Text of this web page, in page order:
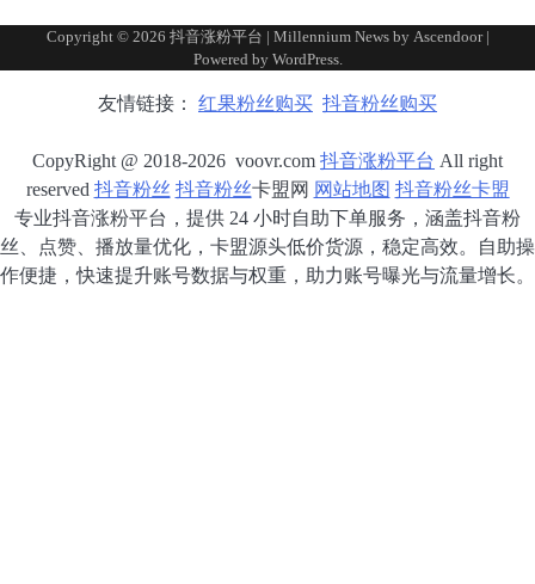
Copyright © 2026 抖音涨粉平台 | Millennium News by Ascendoor|
Powered by WordPress.
友情链接： 红果粉丝购买 抖音粉丝购买
CopyRight @ 2018-2026 voovr.com 抖音涨粉平台 All right
reserved 抖音粉丝 抖音粉丝卡盟网 网站地图 抖音粉丝卡盟
专业抖音涨粉平台，提供 24 小时自助下单服务，涵盖抖音粉
丝、点赞、播放量优化，卡盟源头低价货源，稳定高效。自助操
作便捷，快速提升账号数据与权重，助力账号曝光与流量增长。